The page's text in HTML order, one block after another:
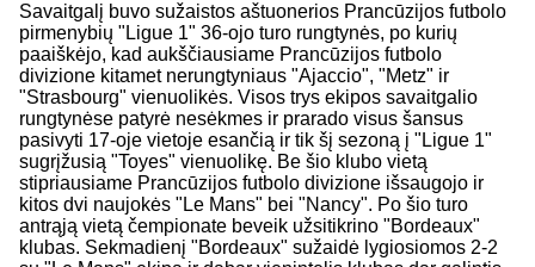
Savaitgalį buvo sužaistos aštuonerios Prancūzijos futbolo
pirmenybių "Ligue 1" 36-ojo turo rungtynės, po kurių
paaiškėjo, kad aukščiausiame Prancūzijos futbolo
divizione kitamet nerungtyniaus "Ajaccio", "Metz" ir
"Strasbourg" vienuolikės. Visos trys ekipos savaitgalio
rungtynėse patyrė nesėkmes ir prarado visus šansus
pasivyti 17-oje vietoje esančią ir tik šį sezoną į "Ligue 1"
sugrįžusią "Toyes" vienuolikę. Be šio klubo vietą
stipriausiame Prancūzijos futbolo divizione išsaugojo ir
kitos dvi naujokės "Le Mans" bei "Nancy". Po šio turo
antrąją vietą čempionate beveik užsitikrino "Bordeaux"
klubas. Sekmadienį "Bordeaux" sužaidė lygiosiomos 2-2